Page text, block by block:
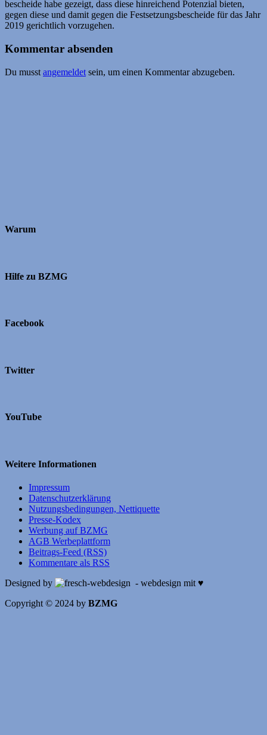
bescheide habe gezeigt, dass diese hinreichend Potenzial bieten,
gegen diese und damit gegen die Festsetzungsbescheide für das Jahr
2019 gerichtlich vorzugehen.
Kommentar absenden
Du musst angemeldet sein, um einen Kommentar abzugeben.
Warum
Hilfe zu BZMG
Facebook
Twitter
YouTube
Weitere Informationen
Impressum
Datenschutzerklärung
Nutzungsbedingungen, Nettiquette
Presse-Kodex
Werbung auf BZMG
AGB Werbeplattform
Beitrags-Feed (RSS)
Kommentare als RSS
Designed by
- webdesign mit ♥
Copyright © 2024 by BZMG